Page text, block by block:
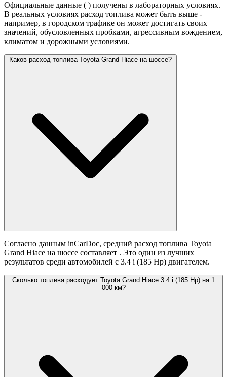
Официальные данные ( ) получены в лабораторных условиях.
В реальных условиях расход топлива может быть выше -
например, в городском трафике он может достигать своих
значений, обусловленных пробками, агрессивным вождением,
климатом и дорожными условиями.
Каков расход топлива Toyota Grand Hiace на шоссе?
Согласно данным inCarDoc, средний расход топлива Toyota
Grand Hiace на шоссе составляет . Это один из лучших
результатов среди автомобилей с 3.4 i (185 Hp) двигателем.
Сколько топлива расходует Toyota Grand Hiace 3.4 i (185 Hp) на 1
000 км?